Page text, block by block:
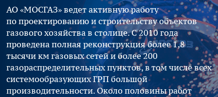
АО «МОСГАЗ» ведет активную работу
по проектированию и строительству объектов
газового хозяйства в столице. С 2010 года
проведена полная реконструкция более 1,8
тысячи км газовых сетей и более 200
газораспределительных пунктов, в том числе всех
системообразующих ГРП большой
производительности. Около половины работ